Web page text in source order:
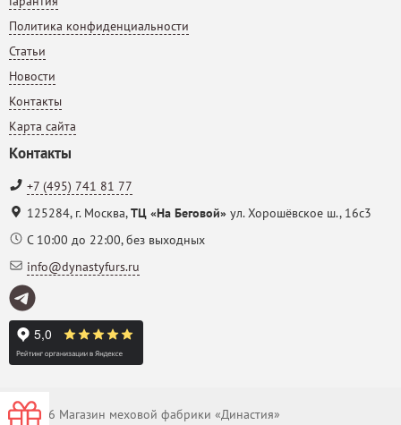
Политика конфиденциальности
Статьи
Новости
Контакты
Карта сайта
Контакты
+7 (495) 741 81 77
125284, г. Москва,ТЦ «На Беговой» ул. Хорошёвское ш., 16с3
С 10:00 до 22:00, без выходных
info@dynastyfurs.ru
© 2026 Магазин меховой фабрики «Династия»
0000